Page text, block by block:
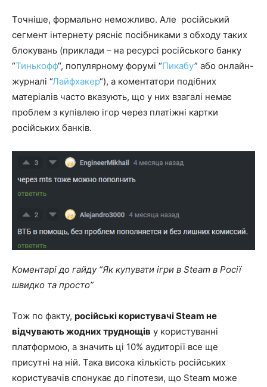
Точніше, формально неможливо. Але російський
сегмент інтернету рясніє посібниками з обходу таких
блокувань (приклади – на ресурсі російського банку
“Тинькофф“, популярному форумі “Пикабу” або онлайн-
журналі “Лайфхакер“), а коментатори подібних
матеріалів часто вказують, що у них взагалі немає
проблем з купівлею ігор через платіжні картки
російських банків.
Коментарі до гайду “Як купувати ігри в Steam в Росії
швидко та просто”
Тож по факту, російські користувачі Steam не
відчувають жодних труднощів у користуванні
платформою, а значить ці 10% аудиторії все ще
присутні на ній. Така висока кількість російських
користувачів спонукає до гіпотези, що Steam може